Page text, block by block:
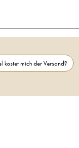
kostet mich der Versand?